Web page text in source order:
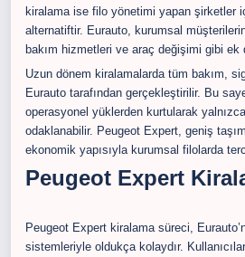
kiralama ise filo yönetimi yapan şirketler
alternatiftir. Eurauto, kurumsal
bakım hizmetleri ve araç değişimi gibi ek
Uzun dönem kiralamalarda tüm bakım,
Eurauto tarafından gerçekleştirilir. Bu
operasyonel yüklerden kurtularak
odaklanabilir. Peugeot Expert, geniş
ekonomik yapısıyla kurumsal filolarda
Peugeot Expert
Peugeot Expert kiralama süreci,
sistemleriyle oldukça kolaydır.